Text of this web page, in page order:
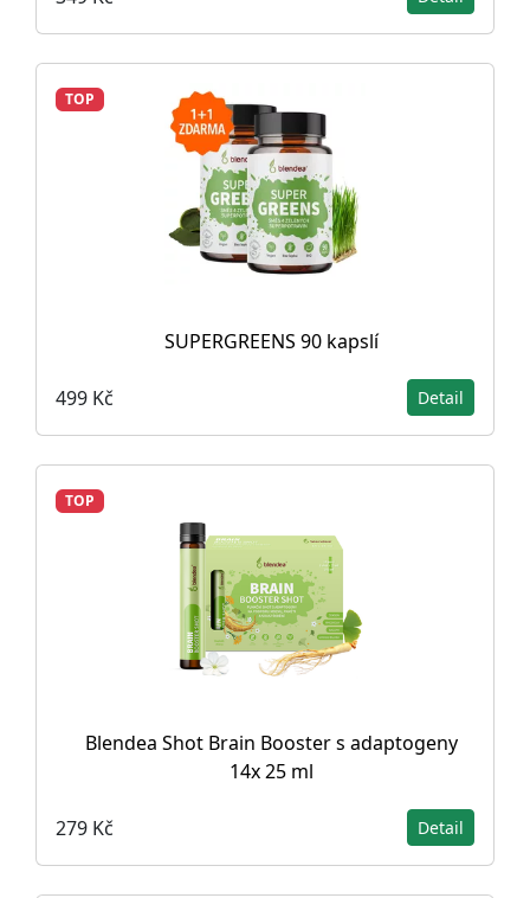
TOP
SUPERGREENS 90 kapslí
499 Kč Detail
TOP
Blendea Shot Brain Booster s adaptogeny
14x 25 ml
279 Kč Detail